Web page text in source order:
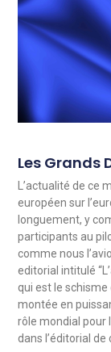
Les Grands
L’actualité de ce
européen sur
longuement, y
participants au
comme nous
editorial intitulé
qui est le schisme
montée en
rôle mondial pour
dans l’éditorial de